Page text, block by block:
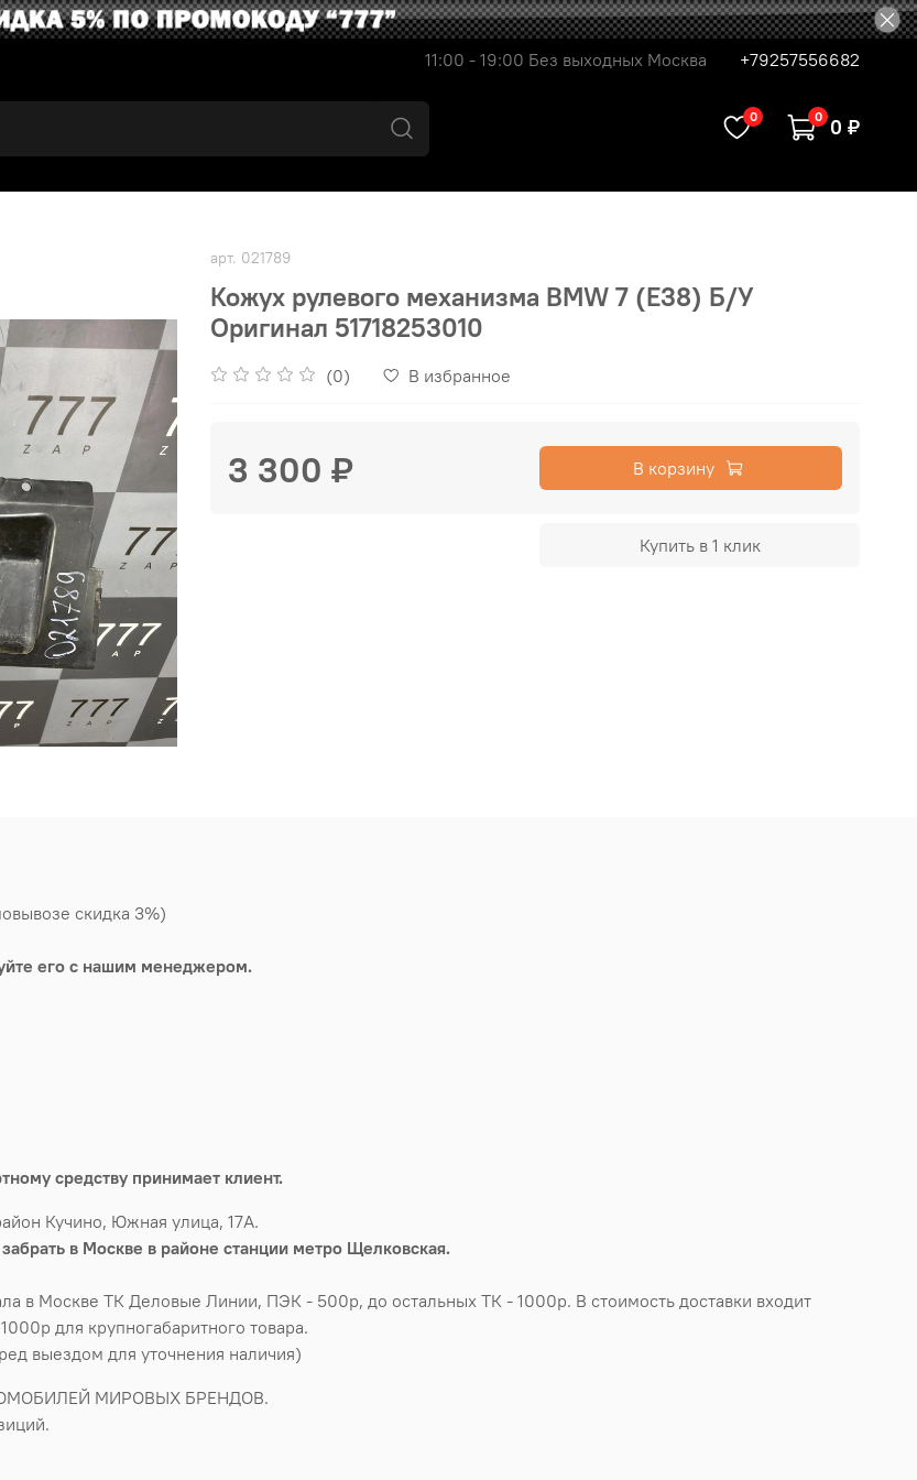
11:00 - 19:00 Без выходных Москва +79257556682
0 0 0 ₽
арт. 021789
Кожух рулевого механизма BMW 7 (E38) Б/У
Оригинал 51718253010
(0) В избранное
3 300 ₽ В корзину
Купить в 1 клик
скидка 3%)
его с нашим менеджером.
средству принимает клиент.
Кучино, Южная улица, 17А.
в Москве в районе станции метро Щелковская.
в Москве ТК Деловые Линии, ПЭК - 500р, до остальных ТК - 1000р. В стоимость доставки входит
для крупногабаритного товара.
выездом для уточнения наличия)
МИРОВЫХ БРЕНДОВ.